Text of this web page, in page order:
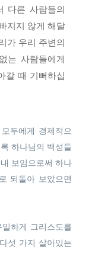
다른 사람들의
지지 않게 해달
가 우리 주변의
는 사람들에게
갈 때 기뻐하십
두에게 경제적으
하나님의 백성들
보임으로써 하나
되돌아 보았으면
하게 그리스도를
섯 가지 살아있는